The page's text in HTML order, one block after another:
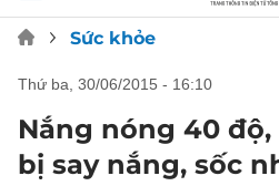
Sức khỏe
thứ ba, 30/06/2015 - 16:10
Nắng nóng 40
bị say nắng, sốc